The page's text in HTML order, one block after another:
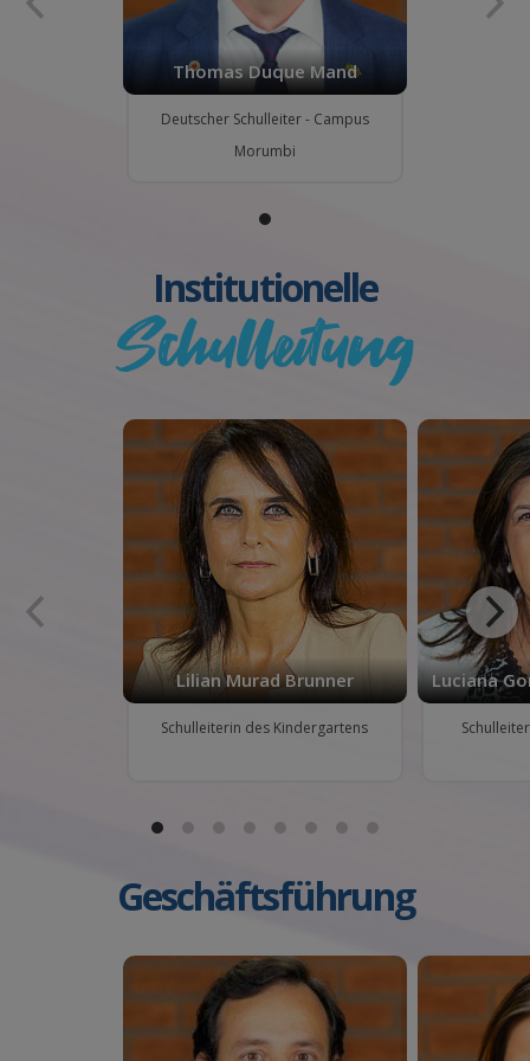
Thomas Duque Mand
Deutscher Schulleiter - Campus
Morumbi
Institutionelle
Schulleitung
Lilian Murad Brunner
Schulleiterin des Kindergartens
Luciana
Geschäftsführung